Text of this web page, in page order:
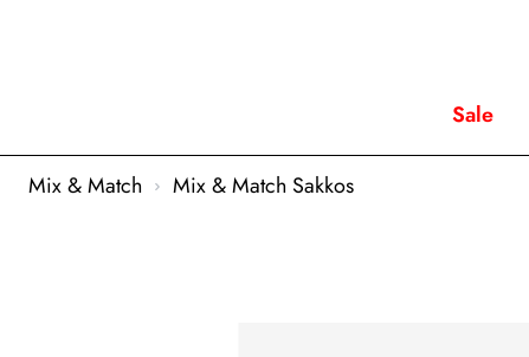
Sale
Mix & Match Mix & Match Sakkos